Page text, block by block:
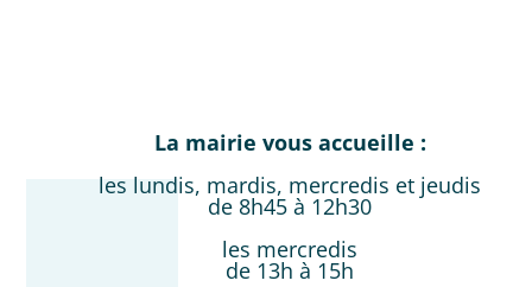
La mairie vous accueille :
les lundis, mardis, mercredis et jeudis
de 8h45 à 12h30
les mercredis
de 13h à 15h